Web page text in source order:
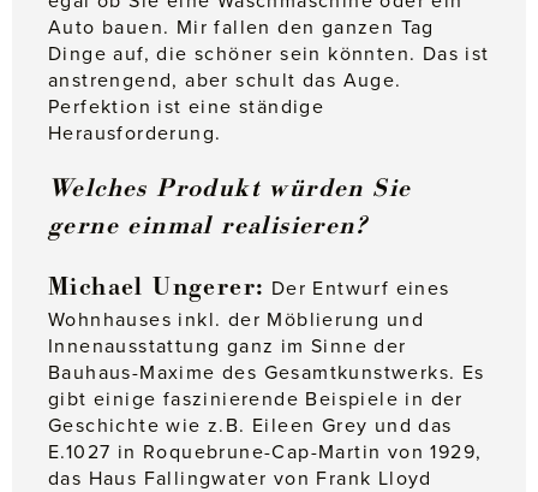
Auto bauen. Mir fallen den ganzen Tag
Dinge auf, die schöner sein könnten. Das ist
anstrengend, aber schult das Auge.
Perfektion ist eine ständige
Herausforderung.
Welches Produkt würden Sie
gerne einmal realisieren?
Michael Ungerer: Der Entwurf eines
Wohnhauses inkl. der Möblierung und
Innenausstattung ganz im Sinne der
Bauhaus-Maxime des Gesamtkunstwerks. Es
gibt einige faszinierende Beispiele in der
Geschichte wie z.B. Eileen Grey und das
E.1027 in Roquebrune-Cap-Martin von 1929,
das Haus Fallingwater von Frank Lloyd